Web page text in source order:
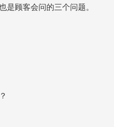
顾客会问的三个问题。